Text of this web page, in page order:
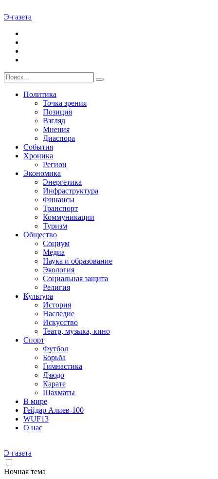
Э-газета
Политика
Точка зрения
Позиция
Взгляд
Мнения
Диаспора
События
Хроника
Регион
Экономика
Энергетика
Инфраструктура
Финансы
Транспорт
Коммуникации
Туризм
Общество
Социум
Медиа
Наука и образование
Экология
Социальная защита
Религия
Культура
История
Наследие
Искусство
Театр, музыка, кино
Спорт
Футбол
Борьба
Гимнастика
Дзюдо
Карате
Шахматы
В мире
Гейдар Алиев-100
WUF13
О нас
Э-газета
Ночная тема